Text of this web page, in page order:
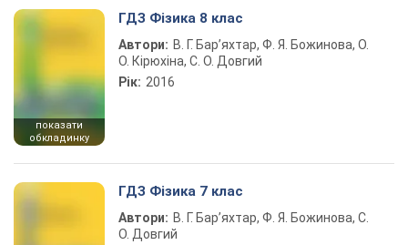
показати
обкладинку
ГДЗ Фізика 8 клас
Автори: В. Г. Бар’яхтар, Ф. Я. Божинова, О.
О. Кірюхіна, С. О. Довгий
Рік: 2016
ГДЗ Фізика 7 клас
Автори: В. Г. Бар’яхтар, Ф. Я. Божинова, С.
О. Довгий